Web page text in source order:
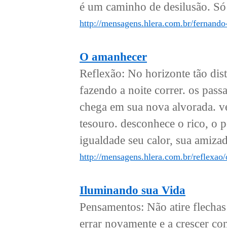
é um caminho de desilusão.
http://mensagens.hlera.com.br/
O amanhecer
Reflexão: No horizonte tão
fazendo a noite correr. os
chega em sua nova alvorada.
tesouro. desconhece o rico, o
igualdade seu calor, sua
http://mensagens.hlera.com.br/
Iluminando sua Vida
Pensamentos: Não atire
errar novamente e a crescer